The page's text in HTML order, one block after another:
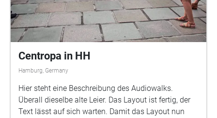
Klaus Wupper, Wupper Digitale Fotografie
Centropa in HH
Hamburg, Germany
Hier steht eine Beschreibung des Audiowalks.
Überall dieselbe alte Leier. Das Layout ist fertig, der
Text lässt auf sich warten. Damit das Layout nun